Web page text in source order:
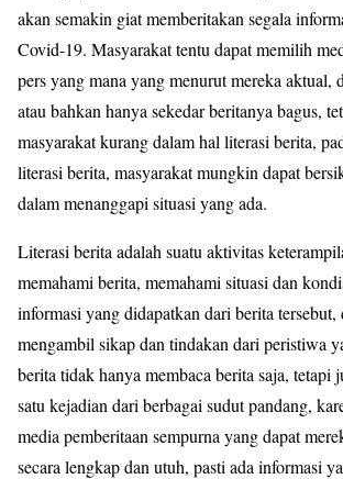
akan semakin giat memberitakan segala
Covid-19. Masyarakat tentu dapat memilih
pers yang mana yang menurut mereka aktual,
atau bahkan hanya sekedar beritanya bagus,
masyarakat kurang dalam hal literasi berita,
literasi berita, masyarakat mungkin dapat
dalam menanggapi situasi yang ada.
Literasi berita adalah suatu aktivitas
memahami berita, memahami situasi dan
informasi yang didapatkan dari berita
mengambil sikap dan tindakan dari peristiwa
berita tidak hanya membaca berita saja, tetapi
satu kejadian dari berbagai sudut pandang,
media pemberitaan sempurna yang dapat
secara lengkap dan utuh, pasti ada informasi